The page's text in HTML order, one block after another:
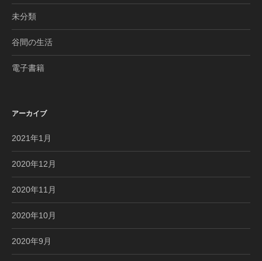
未分類
谷間の生活
電子書籍
アーカイブ
2021年1月
2020年12月
2020年11月
2020年10月
2020年9月